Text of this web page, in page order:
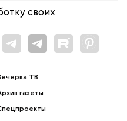
своих
ТВ
газеты